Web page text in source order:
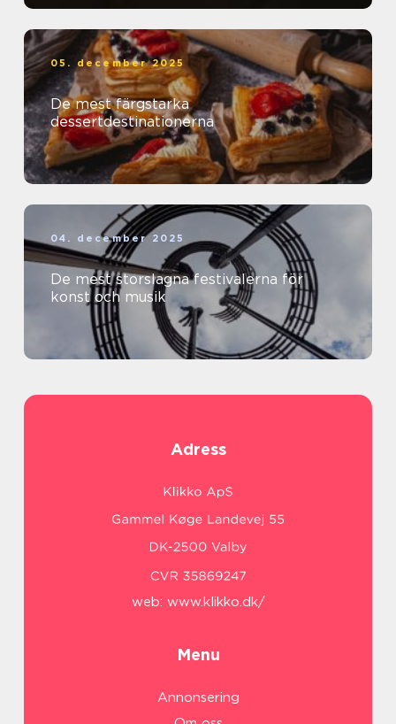
05. december 2025
De mest färgstarka
dessertdestinationerna
04. december 2025
De mest storslagna festivalerna för
konst och musik
Adress
web: www.klikko.dk/
Menu
Annonsering